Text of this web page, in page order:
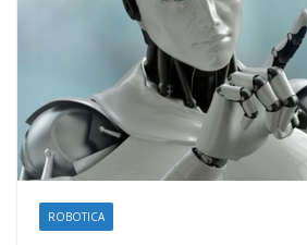
ROBOTICA